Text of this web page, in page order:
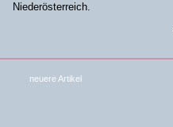
Niederösterreich.
neuere Artikel